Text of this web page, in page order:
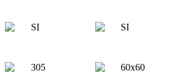
SI SI
305
60x60